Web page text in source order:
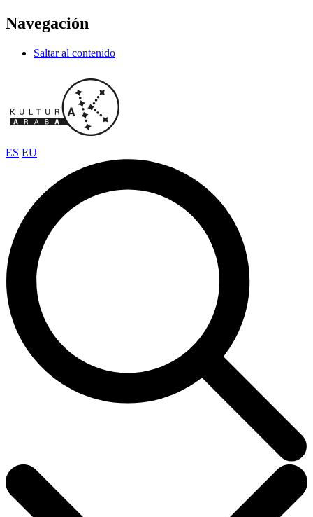
Navegación
Saltar al contenido
ES EU